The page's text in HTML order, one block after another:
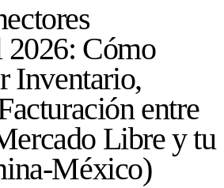
Cómo
Inventario,
entre
Libre y tu
México)